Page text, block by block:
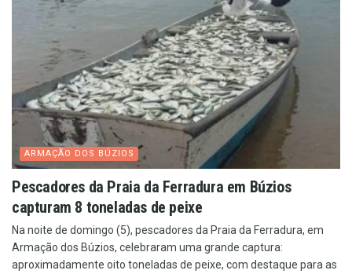
ARMAÇÃO DOS BÚZIOS
Pescadores da Praia da Ferradura em Búzios
capturam 8 toneladas de peixe
Na noite de domingo (5), pescadores da Praia da Ferradura, em
Armação dos Búzios, celebraram uma grande captura:
aproximadamente oito toneladas de peixe, com destaque para as